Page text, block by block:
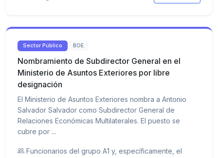
Sector Público BOE
Nombramiento de Subdirector General en el
Ministerio de Asuntos Exteriores por libre
designación
El Ministerio de Asuntos Exteriores nombra a Antonio
Salvador Salvador como Subdirector General de
Relaciones Económicas Multilaterales. El puesto se
cubre por ...
Funcionarios del grupo A1 y, específicamente, el